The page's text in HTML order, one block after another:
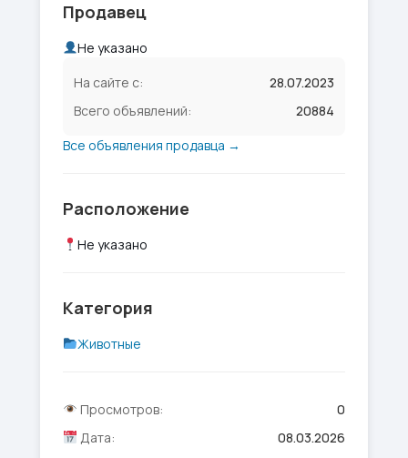
Продавец
Не указано
На сайте с:
28.07.2023
Всего объявлений:
20884
Все объявления продавца →
Расположение
Не указано
Категория
Животные
Просмотров:
0
Дата:
08.03.2026